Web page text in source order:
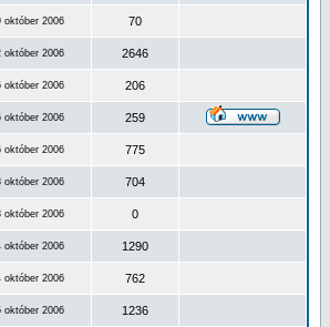
október 2006 70
október 2006 2646
október 2006 206
október 2006 259
október 2006 775
október 2006 704
október 2006 0
október 2006 1290
október 2006 762
október 2006 1236